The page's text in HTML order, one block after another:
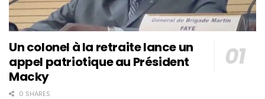
Un colonel à la retraite lance un
appel patriotique au Président
Macky
0 SHARES